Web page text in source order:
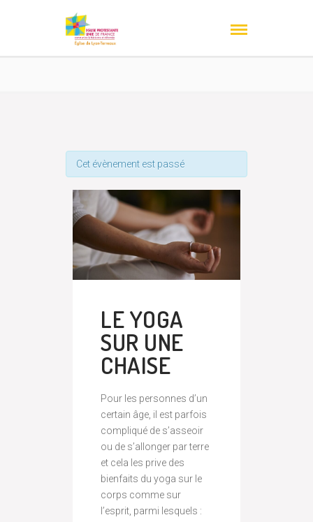
Cet évènement est passé
LE YOGA
SUR UNE
CHAISE
Pour les personnes d’un
certain âge, il est parfois
compliqué de s’asseoir
ou de s’allonger par terre
et cela les prive des
bienfaits du yoga sur le
corps comme sur
l’esprit, parmi lesquels :